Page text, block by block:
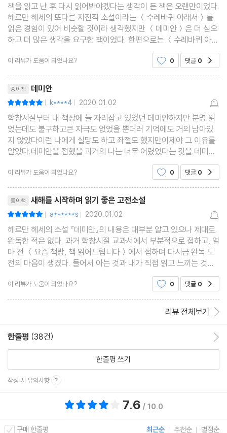
책을 읽고 난 후 다시 읽어봐야겠다는 생각이 든 책은 오랜만이었다.
헤르만 헤세의 또다른 자전적 소설이라는 ＜수레바퀴 아래서＞를
읽은 경험이 있어 비슷할 것이라 생각했지만 ＜데미안＞은 더 심오
하고 더 많은 생각을 요구한 책이었다. 한편으로는 ＜수레바퀴 아래
서＞보다 ＜데미안＞은 더 공감적인 소설이었다. 아마 가장 쉽게
공감할 수 있는 부분은 초반에 거짓말 때문에 프란
이 리뷰가 도움이 되었나요? 0 댓글 0
종이책 데미안
| k****4 | 2020.01.02
학창시절부터 내 책장에 늘 자리잡고 있었던 데미안하지만 분명 읽
었는데도 불구하고큰 자극도 없었을 뿐더러 기억에도 거의 남아있
지 않았다이런 나에게 실망도 하고 좌절도 했지만이제야 그 이유를
알았다.데미안을 접했을 과거의 나는 너무 어렸었다는 것을.데미안
은 대표적인 성장소설이다.인간이 성장하면서 내면적으로 겪는 갈
등을 경험하고그 또한 인간인 나로 성장하는 과정임을
이 리뷰가 도움이 되었나요? 0 댓글 0
종이책 새해를 시작하며 읽기 좋은 고전소설
| a******s | 2020.01.02
헤르만 헤세의 소설 『데미안』의 내용은 대부분 알고 있으나 제대로
완독한 적은 없다. 과거 학창시절 교과서에서 부분적으로 접하고, 얼
마 전 ＜요즘 책방, 책 읽어드립니다＞에서 접하며 다시금 완독 도
전의 마음이 생겼다. 들어서 아는 것과 내가 직접 읽고 느끼는 것이
다르기에 도전하고 싶었다. 헤르만 헤세의 『나르치스와 골드문트』,
『싯다르타』는 읽고 소장하는 중이었고
이 리뷰가 도움이 되었나요? 0 댓글 0
리뷰 전체보기
한줄평 (38건)
한줄평 쓰기
작성 시 유의사항
7.6 / 10.0
구매 한줄평 최근순 추천순 별점순